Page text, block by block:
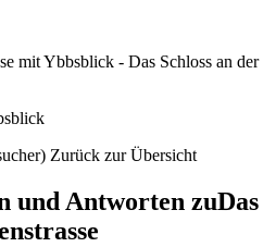
Zurück zur Übersicht
und Antworten zuDas